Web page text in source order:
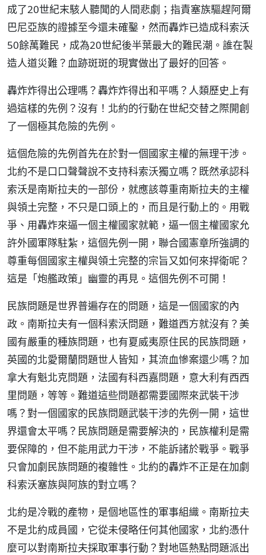
成了20世紀末駭人聽聞的人間悲劇；指責塞族驅趕阿爾
巴尼亞族的證據至今還未確鑿，然而轟炸已造成科索沃
50餘萬難民，成為20世紀後半葉最大的難民潮。誰在製
造人道災難？血跡斑斑的現實做出了最好的回答。
轟炸炸得出公理嗎？轟炸炸得出和平嗎？人類歷史上有
過這樣的先例？沒有！北約的行動在世紀交替之際開創
了一個極其危險的先例。
這個危險的先例首先在於對一個國家主權的無理干涉。
北約不是口口聲聲說不支持科索沃獨立嗎？既然承認科
索沃是南斯拉夫的一部份，就應該尊重南斯拉夫的主權
與領土完整，不只是口頭上的，而且是行動上的。用戰
爭、用轟炸來逼一個主權國家就範，逼一個主權國家允
許外國軍隊駐紮，這個先例一開，聯合國憲章所強調的
尊重每個國家主權與領土完整的宗旨又如何來捍衛呢？
這是「炮艦政策」幽靈的再見。這個先例不可開！
民族問題是世界普遍存在的問題，這是一個國家的內
政。南斯拉夫有一個科索沃問題，難道西方就沒有？美
國有嚴重的種族問題，也有夏威夷原住民的民族問題，
英國的北愛爾蘭問題世人皆知，其流血慘案還少嗎？加
拿大有魁北克問題，法國有科西嘉問題，意大利有西西
里問題，等等。難道這些問題都需要國際來武裝干涉
嗎？對一個國家的民族問題武裝干涉的先例一開，這世
界還會太平嗎？民族問題是需要解決的，民族權利是需
要保障的，但不能用武力干涉，不能訴諸於戰爭。戰爭
只會加劇民族問題的複雜性。北約的轟炸不正是在加劇
科索沃塞族與阿族的對立嗎？
北約是冷戰的產物，是個地區性的軍事組織。南斯拉夫
不是北約成員國，它從未侵略任何其他國家，北約憑什
麼可以對南斯拉夫採取軍事行動？對地區熱點問題派出